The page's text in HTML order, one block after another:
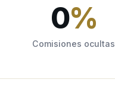
0%
Comisiones ocultas